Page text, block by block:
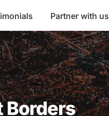
Partner with us
Borders